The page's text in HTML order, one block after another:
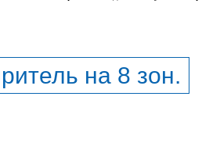
на 8 зон.